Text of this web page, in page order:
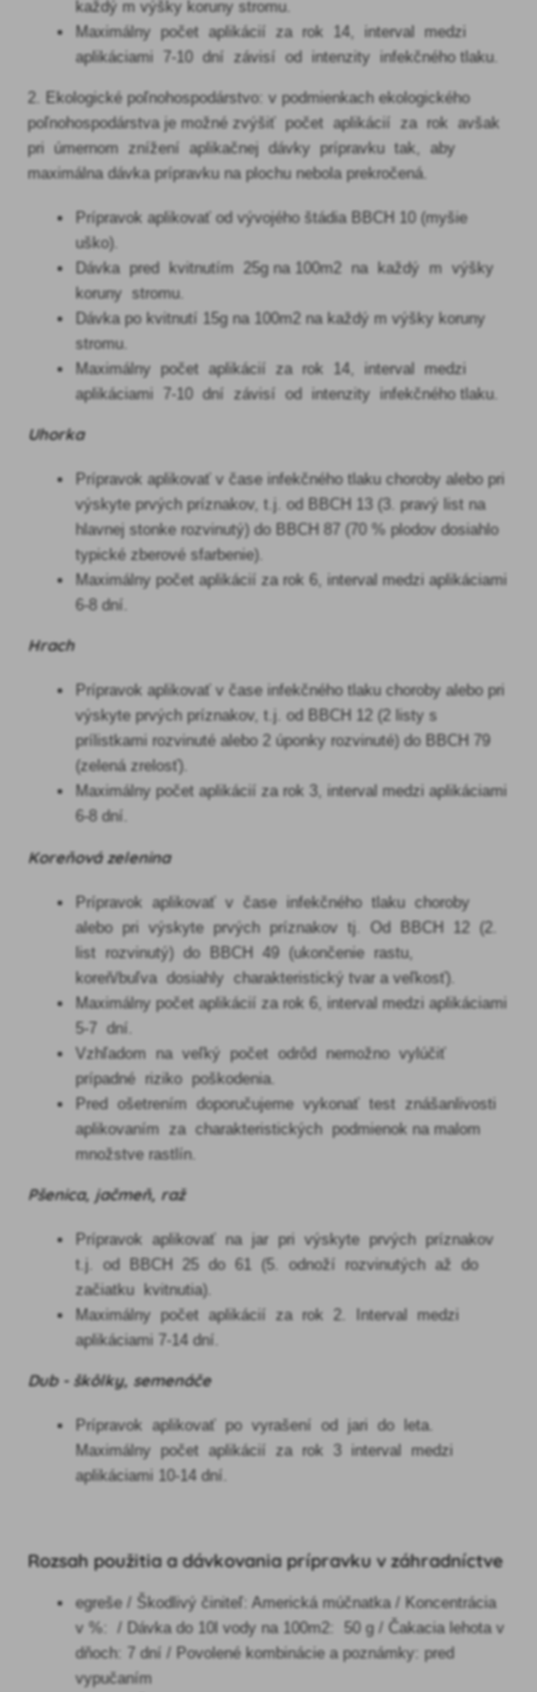
každý m výšky koruny stromu.
Maximálny počet aplikácií za rok 14, interval medzi
aplikáciami 7-10 dní závisí od intenzity infekčného tlaku.
2. Ekologické poľnohospodárstvo: v podmienkach ekologického
poľnohospodárstva je možné zvýšiť počet aplikácií za rok avšak
pri úmernom znížení aplikačnej dávky prípravku tak, aby
maximálna dávka prípravku na plochu nebola prekročená.
Prípravok aplikovať od vývojého štádia BBCH 10 (myšie
uško).
Dávka pred kvitnutím 25g na 100m2 na každý m výšky
koruny stromu.
Dávka po kvitnutí 15g na 100m2 na každý m výšky koruny
stromu.
Maximálny počet aplikácií za rok 14, interval medzi
aplikáciami 7-10 dní závisí od intenzity infekčného tlaku.
Uhorka
Prípravok aplikovať v čase infekčného tlaku choroby alebo pri
výskyte prvých príznakov, t.j. od BBCH 13 (3. pravý list na
hlavnej stonke rozvinutý) do BBCH 87 (70 % plodov dosiahlo
typické zberové sfarbenie).
Maximálny počet aplikácií za rok 6, interval medzi aplikáciami
6-8 dní.
Hrach
Prípravok aplikovať v čase infekčného tlaku choroby alebo pri
výskyte prvých príznakov, t.j. od BBCH 12 (2 listy s
prílistkami rozvinuté alebo 2 úponky rozvinuté) do BBCH 79
(zelená zrelosť).
Maximálny počet aplikácií za rok 3, interval medzi aplikáciami
6-8 dní.
Koreňová zelenina
Prípravok aplikovať v čase infekčného tlaku choroby
alebo pri výskyte prvých príznakov tj. Od BBCH 12 (2.
list rozvinutý) do BBCH 49 (ukončenie rastu,
koreň/buľva dosiahly charakteristický tvar a veľkosť).
Maximálny počet aplikácií za rok 6, interval medzi aplikáciami
5-7 dní.
Vzhľadom na veľký počet odrôd nemožno vylúčiť
prípadné riziko poškodenia.
Pred ošetrením doporučujeme vykonať test znášanlivosti
aplikovaním za charakteristických podmienok na malom
množstve rastlín.
Pšenica, jačmeň, raž
Prípravok aplikovať na jar pri výskyte prvých príznakov
t.j. od BBCH 25 do 61 (5. odnoží rozvinutých až do
začiatku kvitnutia).
Maximálny počet aplikácií za rok 2. Interval medzi
aplikáciami 7-14 dní.
Dub - škôlky, semenáče
Prípravok aplikovať po vyrašení od jari do leta.
Maximálny počet aplikácií za rok 3 interval medzi
aplikáciami 10-14 dní.
​Rozsah použitia a dávkovania prípravku v záhradníctve
egreše / Škodlivý činiteľ: Americká múčnatka / Koncentrácia
v %: / Dávka do 10l vody na 100m2: 50 g / Čakacia lehota v
dňoch: 7 dní / Povolené kombinácie a poznámky: pred
vypučaním